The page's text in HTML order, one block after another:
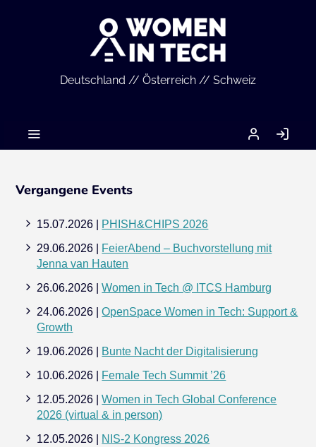
Deutschland // Österreich // Schweiz
MEIN
ACCOUNT
Vergangene Events
15.07.2026 | PHISH&CHIPS 2026
29.06.2026 | FeierAbend – Buchvorstellung mit
Jenna van Hauten
26.06.2026 |Women in Tech @ ITCS Hamburg
24.06.2026 |OpenSpace Women in Tech: Support &
Growth
19.06.2026 | Bunte Nacht der Digitalisierung
10.06.2026 | Female Tech Summit ’26
12.05.2026 |Women in Tech Global Conference
2026 (virtual & in person)
12.05.2026 | NIS-2 Kongress 2026